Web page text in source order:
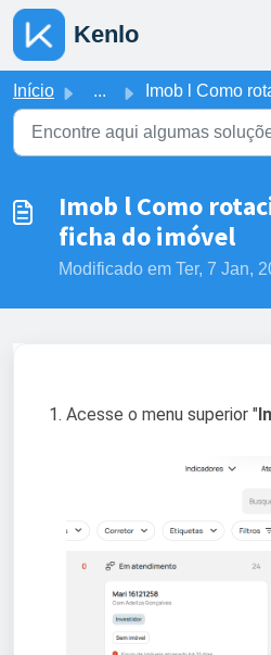
Ir para o conteúdo principal
Kenlo
Início ... Imob l Como rotacionar as fotos da ficha do
Imob l Como
ficha do imóvel
Modificado em Ter, 7 Jan,
Acesse o menu superior "